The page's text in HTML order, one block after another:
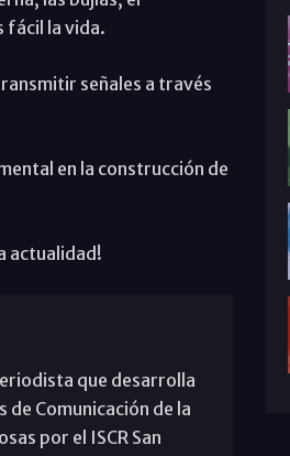
fácil la vida.
señales a través
en la construcción de
actualidad!
que desarrolla
Comunicación de la
por el ISCR San